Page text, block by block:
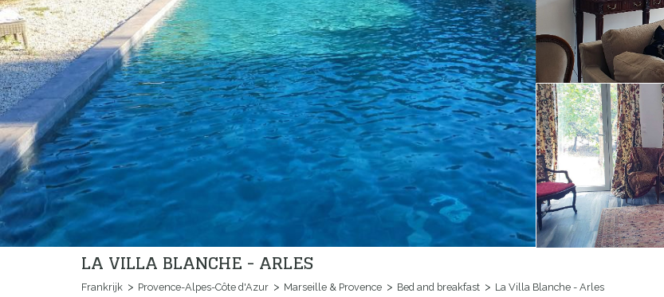
LA VILLA BLANCHE - ARLES
Frankrijk Provence-Alpes-Côte d'Azur Marseille & Provence Bed and breakfast La Villa Blanche - Arles